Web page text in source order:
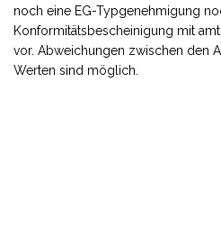
noch eine EG-Typgenehmigung
Konformitätsbescheinigung mit
vor. Abweichungen zwischen den
Werten sind möglich.